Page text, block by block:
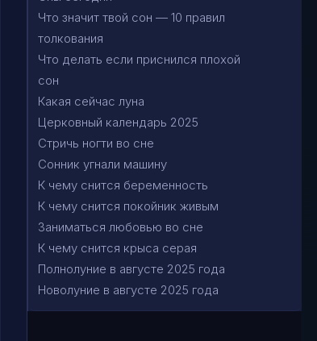
Что значит твой сон — 10 правил
толкования
Что делать если приснился плохой
сон
Какая сейчас луна
Церковный календарь 2025
Стричь ногти во сне
Сонник угнали машину
К чему снится беременность
К чему снится покойник живым
Заниматься любовью во сне
К чему снится крыса серая
Полнолуние в августе 2025 года
Новолуние в августе 2025 года